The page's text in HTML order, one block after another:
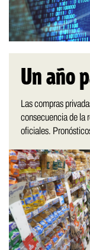
Un año
Las compras
consecuencia de la
oficiales.